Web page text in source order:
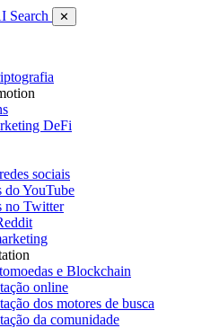
Search ✕
DeFi
sociais
do YouTube
no Twitter
e Blockchain
online
dos motores de busca
da comunidade